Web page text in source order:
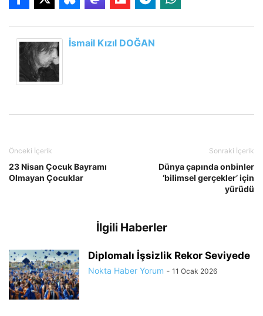
İsmail Kızıl DOĞAN
Önceki İçerik
23 Nisan Çocuk Bayramı
Olmayan Çocuklar
Sonraki İçerik
Dünya çapında onbinler
‘bilimsel gerçekler’ için
yürüdü
İlgili Haberler
Diplomalı İşsizlik Rekor Seviyede
Nokta Haber Yorum - 11 Ocak 2026